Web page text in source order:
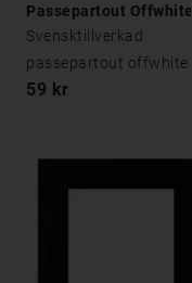
Passepartout Offwhite
Svensktillverkad
passepartout offwhite
59 kr